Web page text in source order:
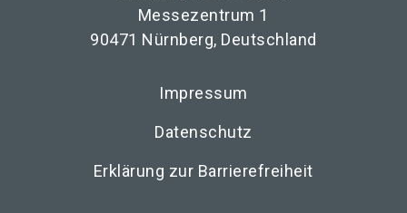
Messezentrum 1
90471 Nürnberg, Deutschland
Impressum
Datenschutz
Erklärung zur Barrierefreiheit